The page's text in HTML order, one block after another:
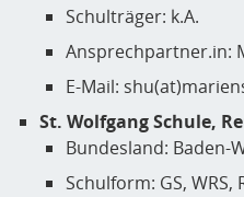
Schulträger: k.A.
Ansprechpartner.in:
E-Mail:
St. Wolfgang Schule,
Bundesland: Baden-
Schulform: GS, WRS,